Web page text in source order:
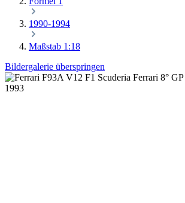
1990-1994
Maßstab 1:18
Bildergalerie überspringen